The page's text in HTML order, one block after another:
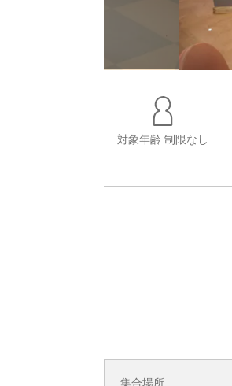
対象年齢 制限なし
集合場所